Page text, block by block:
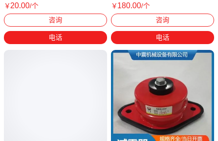
￥20.00/个
咨询
电话
￥180.00/个
咨询
电话